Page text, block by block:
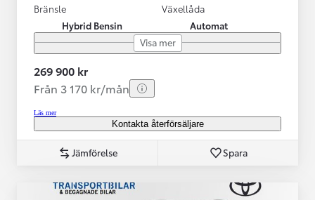
Bränsle
Hybrid Bensin
Växellåda
Automat
Visa mer
269 900 kr
Från 3 170 kr/mån
Läs mer
Kontakta återförsäljare
Jämförelse Spara